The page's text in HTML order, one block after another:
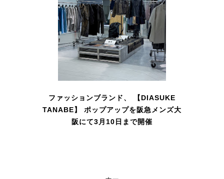
ファッションブランド、 【DIASUKE
TANABE】 ポップアップを阪急メンズ大
阪にて3月10日まで開催